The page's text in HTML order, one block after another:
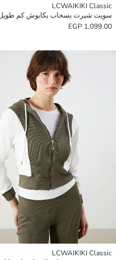
LCWAIKIKI Classic
1,099.00 EGP
LCWAIKIKI Classic